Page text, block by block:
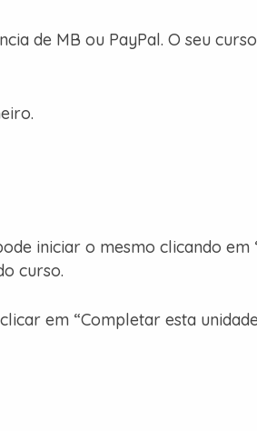
de MB ou PayPal. O seu
iniciar o mesmo clicando em
curso.
em “Completar esta